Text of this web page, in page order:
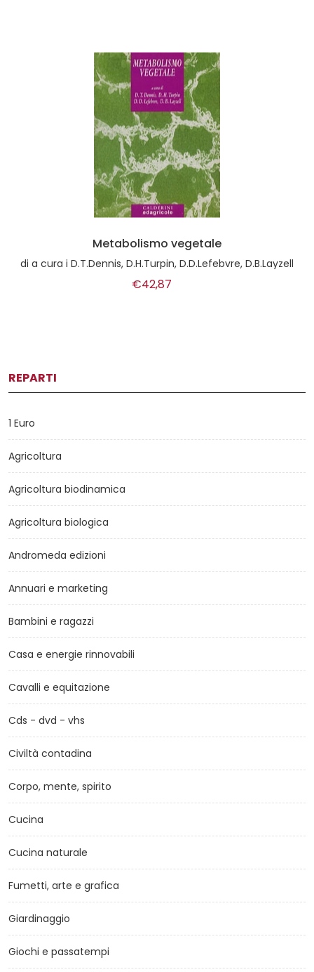
Metabolismo vegetale
di a cura i D.T.Dennis, D.H.Turpin, D.D.Lefebvre, D.B.Layzell
€42,87
REPARTI
1 Euro
Agricoltura
Agricoltura biodinamica
Agricoltura biologica
Andromeda edizioni
Annuari e marketing
Bambini e ragazzi
Casa e energie rinnovabili
Cavalli e equitazione
Cds - dvd - vhs
Civiltà contadina
Corpo, mente, spirito
Cucina
Cucina naturale
Fumetti, arte e grafica
Giardinaggio
Giochi e passatempi